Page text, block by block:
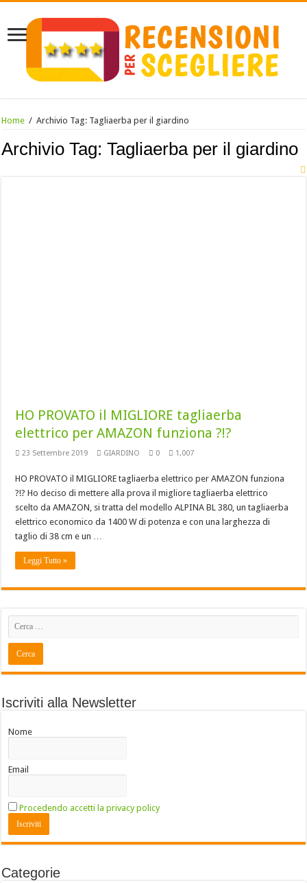
Home / Archivio Tag: Tagliaerba per il giardino
Archivio Tag:Tagliaerba per il giardino
HO PROVATO il MIGLIORE tagliaerba
elettrico per AMAZON funziona ?!?
23 Settembre 2019 GIARDINO 0 1,007
HO PROVATO il MIGLIORE tagliaerba elettrico per AMAZON funziona
?!? Ho deciso di mettere alla prova il migliore tagliaerba elettrico
scelto da AMAZON, si tratta del modello ALPINA BL 380, un tagliaerba
elettrico economico da 1400 W di potenza e con una larghezza di
taglio di 38 cm e un …
Leggi Tutto »
Iscriviti alla Newsletter
Nome
Email
Procedendo accetti la privacy policy
Categorie